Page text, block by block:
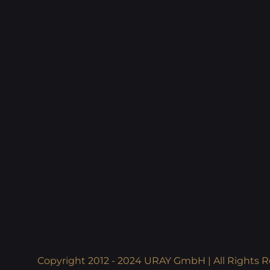
Copyright 2012 - 2024 URAY GmbH | All Rights